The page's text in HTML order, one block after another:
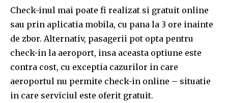
Check-inul mai poate fi realizat si gratuit online
sau prin aplicatia mobila, cu pana la 3 ore inainte
de zbor. Alternativ, pasagerii pot opta pentru
check-in la aeroport, insa aceasta optiune este
contra cost, cu exceptia cazurilor in care
aeroportul nu permite check-in online – situatie
in care serviciul este oferit gratuit.